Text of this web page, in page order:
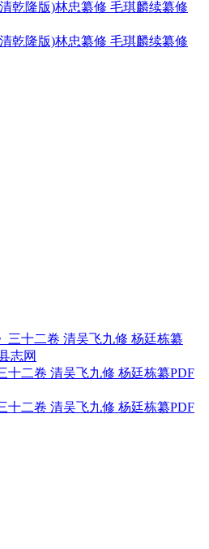
乾隆版)林忠纂修 毛琪麟续纂修
乾隆版)林忠纂修 毛琪麟续纂修
十二卷 清吴飞九修 杨廷栋纂PDF
十二卷 清吴飞九修 杨廷栋纂PDF